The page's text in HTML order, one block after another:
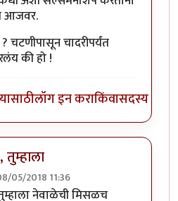
आजवर.
चटणीपासून चादरीपर्यंत
की हो !
लॉग इन कराकिंवासदस्य व्हा
05/2018 11:36
byसस्नेहनेवाळेची मिसळच